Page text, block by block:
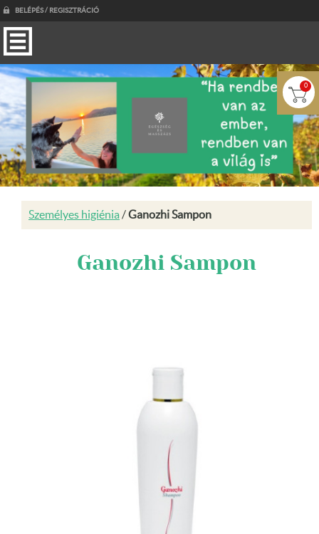
BELÉPÉS / REGISZTRÁCIÓ
0
Személyes higiénia/Ganozhi Sampon
Ganozhi Sampon